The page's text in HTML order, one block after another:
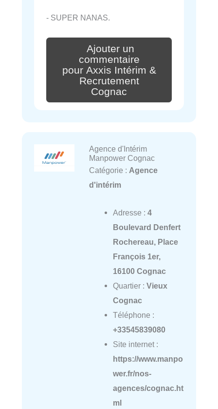
- SUPER NANAS.
Ajouter un
commentaire
pour Axxis Intérim &
Recrutement
Cognac
Agence d'Intérim
Manpower Cognac
Catégorie : Agence
d'intérim
Adresse : 4
Boulevard Denfert
Rochereau, Place
François 1er,
16100 Cognac
Quartier : Vieux
Cognac
Téléphone :
+33545839080
Site internet :
https://www.manpo
wer.fr/nos-
agences/cognac.ht
ml